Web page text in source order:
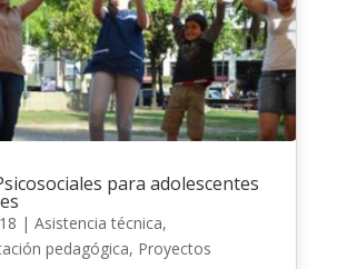
para adolescentes
| Asistencia técnica,
pedagógica, Proyectos